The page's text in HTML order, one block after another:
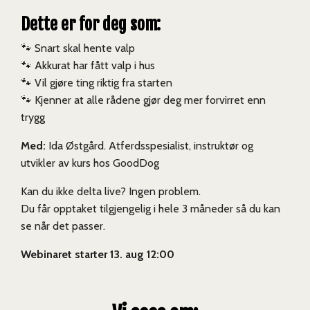
Dette er for deg som:
🐾 Snart skal hente valp
🐾 Akkurat har fått valp i hus
🐾 Vil gjøre ting riktig fra starten
🐾 Kjenner at alle rådene gjør deg mer forvirret enn
trygg
Med: Ida Østgård. Atferdsspesialist, instruktør og
utvikler av kurs hos GoodDog
Kan du ikke delta live? Ingen problem.
Du får opptaket tilgjengelig i hele 3 måneder så du kan
se når det passer.
Webinaret starter 13. aug 12:00